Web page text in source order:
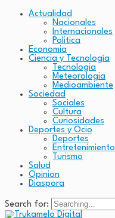
Actualidad
Nacionales
Internacionales
Politica
Economia
Ciencia y Tecnología
Tecnologia
Meteorologia
Medioambiente
Sociedad
Sociales
Cultura
Curiosidades
Deportes y Ocio
Deportes
Entretenimiento
Turismo
Salud
Opinion
Diaspora
Search for: